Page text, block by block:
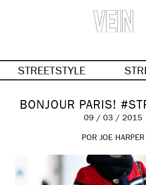
STREETSTYLE
BONJOUR PARIS!
09 / 03 / 2015
POR JOE HARPER